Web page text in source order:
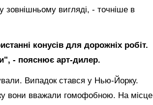
вигляді, - точніше в
конусів для дорожніх робіт.
- пояснює арт-дилер.
Випадок стався у Нью-Йорку.
вони вважали гомофобною. На місце